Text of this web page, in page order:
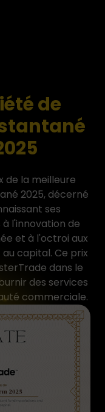
de
de la meilleure
2025, décerné
ses
l'innovation de
et à l'octroi aux
capital. Ce prix
dans le
des services
commerciale.